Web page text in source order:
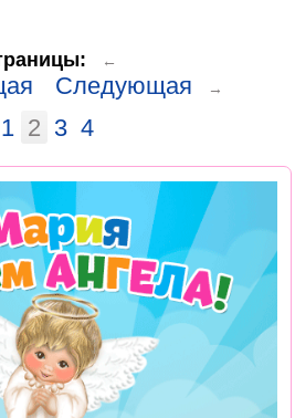
←
Следующая →
1 2 3 4